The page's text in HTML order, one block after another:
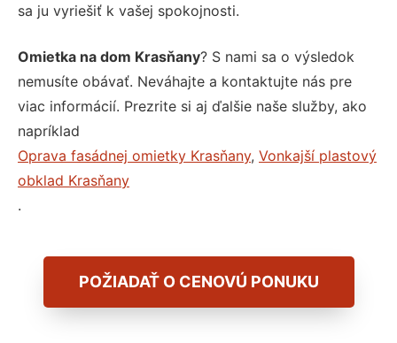
sa ju vyriešiť k vašej spokojnosti.
Omietka na dom Krasňany? S nami sa o výsledok
nemusíte obávať. Neváhajte a kontaktujte nás pre
viac informácií. Prezrite si aj ďalšie naše služby, ako
napríklad
Oprava fasádnej omietky Krasňany, Vonkajší plastový
obklad Krasňany
.
POŽIADAŤ O CENOVÚ PONUKU